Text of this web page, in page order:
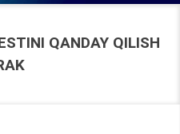
QANDAY QILISH